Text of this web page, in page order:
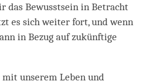
das Bewusstsein in Betracht
es sich weiter fort, und wenn
in Bezug auf zukünftige
unserem Leben und